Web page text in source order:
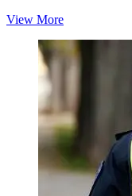
View MoreOd
kratka
automobilu
i
po
u
protivnom